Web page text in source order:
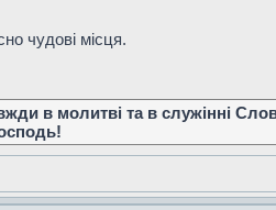
чудові місця.
в молитві та в служінні